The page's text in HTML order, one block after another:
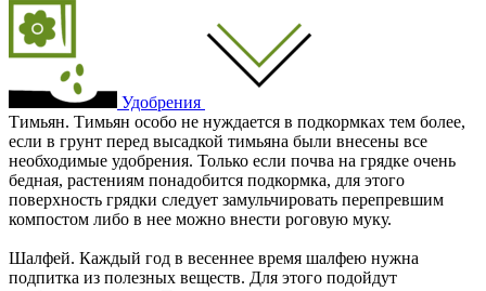
Удобрения
Тимьян. Тимьян особо не нуждается в подкормках тем более,
если в грунт перед высадкой тимьяна были внесены все
необходимые удобрения. Только если почва на грядке очень
бедная, растениям понадобится подкормка, для этого
поверхность грядки следует замульчировать перепревшим
компостом либо в нее можно внести роговую муку.
Шалфей. Каждый год в весеннее время шалфею нужна
подпитка из полезных веществ. Для этого подойдут